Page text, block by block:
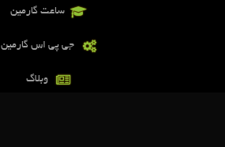
ساعت گارمین
جی پی اس گارمین
وبلاگ